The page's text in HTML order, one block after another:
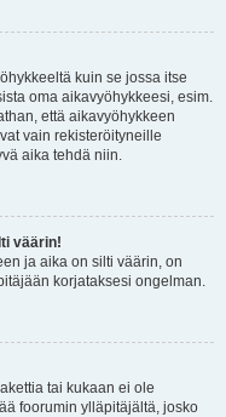
kuin se jossa itse
oma aikavyöhykkeesi, esim.
että aikavyöhykkeen
vain rekisteröityneille
aika tehdä niin.
väärin!
ja aika on silti väärin, on
korjataksesi ongelman.
tai kukaan ei ole
foorumin ylläpitäjältä, josko